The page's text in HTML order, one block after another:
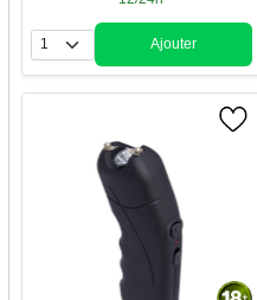
Quantité
Ajouter